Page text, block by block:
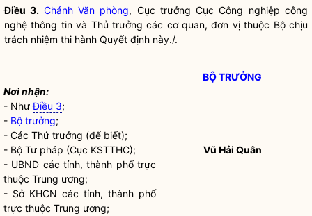
Điều 3. Chánh Văn phòng, Cục trưởng Cục Công nghiệp công
nghệ thông tin và Thủ trưởng các cơ quan, đơn vị thuộc Bộ chịu
trách nhiệm thi hành Quyết định này./.
Nơi nhận:
- NhưĐiều 3;
- Bộ trưởng;
- Các Thứ trưởng (để biết);
- Bộ Tư pháp (Cục KSTTHC);
- UBND các tỉnh, thành phố trực
thuộc Trung ương;
- Sở KHCN các tỉnh, thành phố
trực thuộc Trung ương;
BỘ TRƯỞNG
Vũ Hải Quân